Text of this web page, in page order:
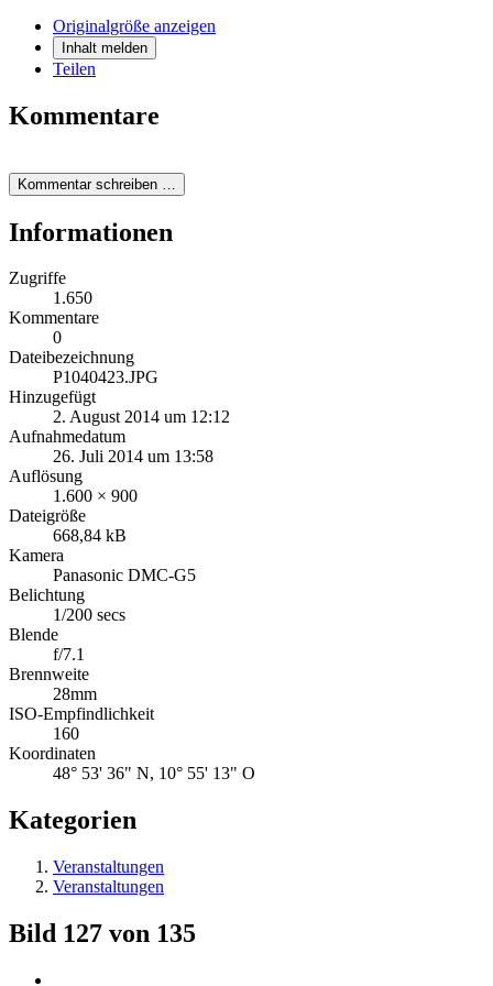
Originalgröße anzeigen
Inhalt melden
Teilen
Kommentare
Kommentar schreiben …
Informationen
Zugriffe
1.650
Kommentare
0
Dateibezeichnung
P1040423.JPG
Hinzugefügt
2. August 2014 um 12:12
Aufnahmedatum
26. Juli 2014 um 13:58
Auflösung
1.600 × 900
Dateigröße
668,84 kB
Kamera
Panasonic DMC-G5
Belichtung
1/200 secs
Blende
f/7.1
Brennweite
28mm
ISO-Empfindlichkeit
160
Koordinaten
48° 53' 36" N, 10° 55' 13" O
Kategorien
Veranstaltungen
Veranstaltungen
Bild 127 von 135